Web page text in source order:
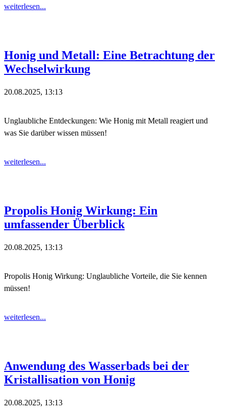
weiterlesen...
Honig und Metall: Eine Betrachtung der
Wechselwirkung
20.08.2025, 13:13
Unglaubliche Entdeckungen: Wie Honig mit Metall reagiert und
was Sie darüber wissen müssen!
weiterlesen...
Propolis Honig Wirkung: Ein
umfassender Überblick
20.08.2025, 13:13
Propolis Honig Wirkung: Unglaubliche Vorteile, die Sie kennen
müssen!
weiterlesen...
Anwendung des Wasserbads bei der
Kristallisation von Honig
20.08.2025, 13:13